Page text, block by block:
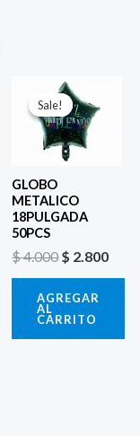
Sale!
Sale!
GLOBO
METALICO
18PULGADA
50PCS
$4.000
El
precio
original
era:
$ 4.000.
$ 2.800
AGREGAR
AL
CARRITO